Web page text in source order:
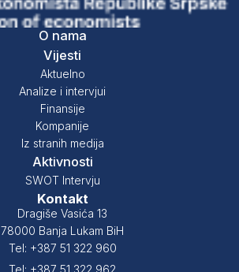
O nama
Vijesti
Aktuelno
Analize i intervjui
Finansije
Kompanije
Iz stranih medija
Aktivnosti
SWOT Intervju
Kontakt
Dragiše Vasića 13
78000 Banja Lukam BiH
Tel: +387 51 322 960